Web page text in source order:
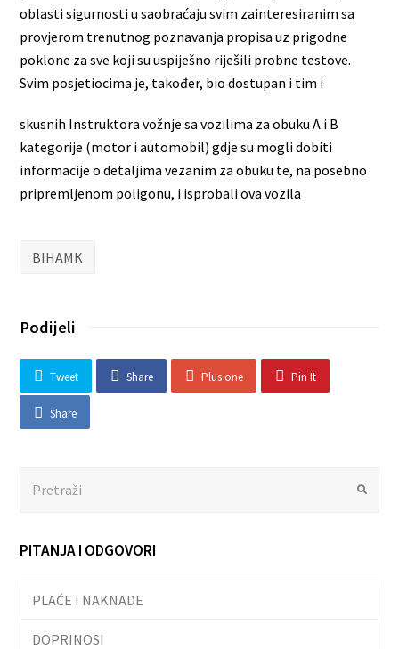
oblasti sigurnosti u saobraćaju svim zainteresiranim sa
provjerom trenutnog poznavanja propisa uz prigodne
poklone za sve koji su uspiješno riješili probne testove.
Svim posjetiocima je, također, bio dostupan i tim i
skusnih Instruktora vožnje sa vozilima za obuku A i B
kategorije (motor i automobil) gdje su mogli dobiti
informacije o detaljima vezanim za obuku te, na posebno
pripremljenom poligonu, i isprobali ova vozila
BIHAMK
Podijeli
Tweet Share Plus one Pin It
Share
Submit
PITANJA I ODGOVORI
PLAĆE I NAKNADE
DOPRINOSI